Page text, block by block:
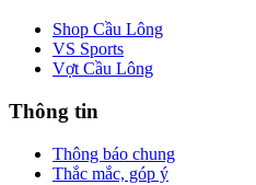
Shop Cầu Lông
VS Sports
Vợt Cầu Lông
Thông tin
Thông báo chung
Thắc mắc, góp ý